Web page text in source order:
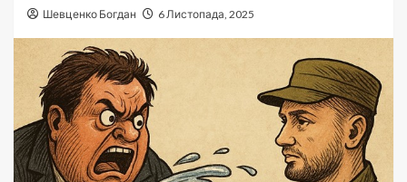
Шевценко Богдан 6 Листопада, 2025